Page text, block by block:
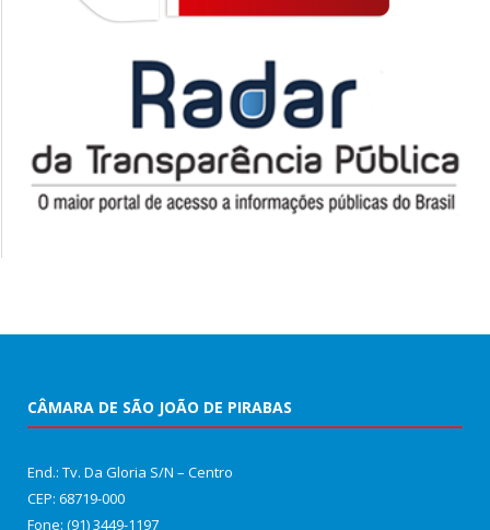
CÂMARA DE SÃO JOÃO DE PIRABAS
End.: Tv. Da Gloria S/N – Centro
CEP: 68719-000
Fone: (91) 3449-1197